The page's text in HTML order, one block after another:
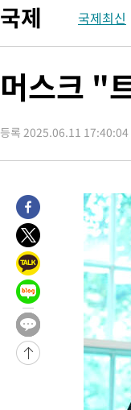
대
-15477초 전 >
누그러진
-12068초 전 >제주 골프장
-9730초 전 >[속보]코스피
-6423초 전 >대포통장 107
-4900초 전 >[속보]이 대통
2시간 전 >
[속보]'전장연
3시간 전 >
[속보]코스닥
3시간 전 >
[속보]원·달러
3시간 전 >
[속보]코스닥,
3시간 전 >
[속보]코스피,
-26940초 전 >
한국계 프
-26337초 전 >
구윤철
검토"
-19658초 전 >
[단독]체온
[속보]강훈
[속보]강훈
국제 국제최신
머스크 "
등록 2025.06.11 17:40:04